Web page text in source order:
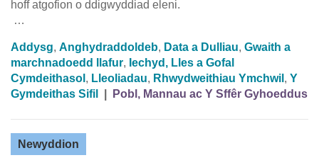
hoff atgofion o ddigwyddiad eleni.
…
Addysg, Anghydraddoldeb, Data a Dulliau, Gwaith a
marchnadoedd llafur, Iechyd, Lles a Gofal
Cymdeithasol , Lleoliadau, Rhwydweithiau Ymchwil , Y
Gymdeithas Sifil
Pobl, Mannau ac Y Sffêr Gyhoeddus
Newyddion